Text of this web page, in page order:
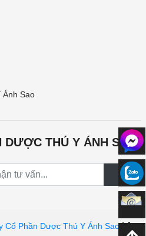
Ánh Sao
DƯỢC THÚ Y ÁNH SAO
Cổ Phần Dược Thú Y Ánh Sao |A